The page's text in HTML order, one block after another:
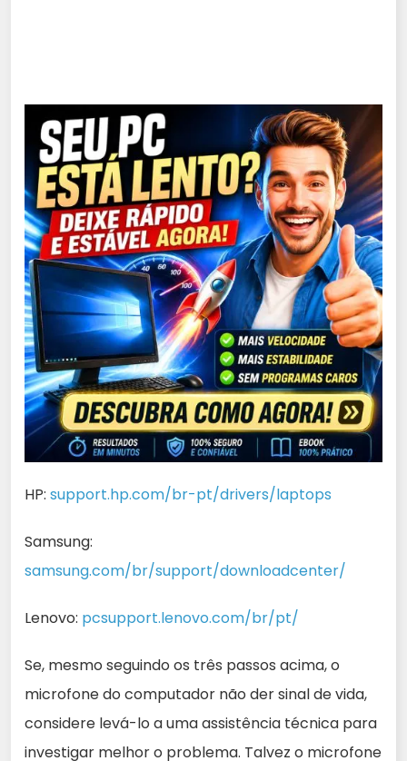
HP: support.hp.com/br-pt/drivers/laptops
Samsung:
samsung.com/br/support/downloadcenter/
Lenovo: pcsupport.lenovo.com/br/pt/
Se, mesmo seguindo os três passos acima, o
microfone do computador não der sinal de vida,
considere levá-lo a uma assistência técnica para
investigar melhor o problema. Talvez o microfone